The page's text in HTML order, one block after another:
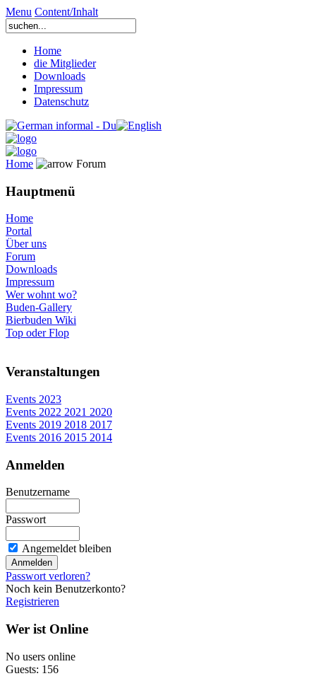
Menu Content/Inhalt
Home
die Mitglieder
Downloads
Impressum
Datenschutz
Home Forum
Hauptmenü
Home
Portal
Über uns
Forum
Downloads
Impressum
Wer wohnt wo?
Buden-Gallery
Bierbuden Wiki
Top oder Flop
Veranstaltungen
Events 2023
Events 2022 2021 2020
Events 2019 2018 2017
Events 2016 2015 2014
Anmelden
Benutzername
Passwort
Angemeldet bleiben
Passwort verloren?
Noch kein Benutzerkonto?
Registrieren
Wer ist Online
No users online
Guests: 156